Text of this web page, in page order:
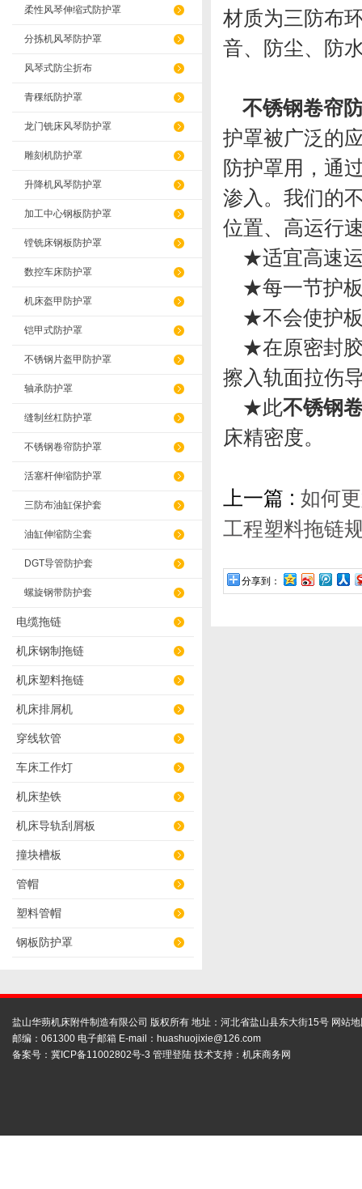
柔性风琴伸缩式防护罩
分拣机风琴防护罩
风琴式防尘折布
青稞纸防护罩
龙门铣床风琴防护罩
雕刻机防护罩
升降机风琴防护罩
加工中心钢板防护罩
镗铣床钢板防护罩
数控车床防护罩
机床盔甲防护罩
铠甲式防护罩
不锈钢片盔甲防护罩
轴承防护罩
缝制丝杠防护罩
不锈钢卷帘防护罩
活塞杆伸缩防护罩
三防布油缸保护套
油缸伸缩防尘套
DGT导管防护套
螺旋钢带防护套
电缆拖链
机床钢制拖链
机床塑料拖链
机床排屑机
穿线软管
车床工作灯
机床垫铁
机床导轨刮屑板
撞块槽板
管帽
塑料管帽
钢板防护罩
材质为三防布
音、防尘、防
不锈钢卷帘
护罩被广泛的
防护罩用，通
渗入。我们的
位置、高运行
★适宜高速运
★每一节护板
★不会使护板
★在原密封胶
擦入轨面拉伤
★此不锈钢
床精密度。
上一篇 : 如何
工程塑料拖链
分享到：
盐山华蒴机床附件制造有限公司 版权所有 地址：河北省盐山县东大街15号 网站
邮编：061300 电子邮箱 E-mail： huashuojixie@126.com
备案号： 冀ICP备11002802号-3 管理登陆 技术支持： 机床商务网